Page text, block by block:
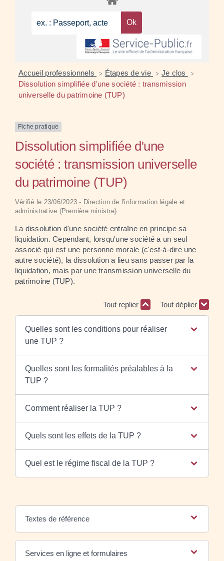
Accueil professionnels > Étapes de vie > Je clos >
Dissolution simplifiée d'une société : transmission
universelle du patrimoine (TUP)
Fiche pratique
Dissolution simplifiée d'une
société : transmission universelle
du patrimoine (TUP)
Vérifié le 23/06/2023 - Direction de l'information légale et
administrative (Première ministre)
La dissolution d'une société entraîne en principe sa
liquidation. Cependant, lorsqu'une société a un seul
associé qui est une personne morale (c'est-à-dire une
autre société), la dissolution a lieu sans passer par la
liquidation, mais par une transmission universelle du
patrimoine (TUP).
Tout replier Tout déplier
Quelles sont les conditions pour réaliser
une TUP ?
Quelles sont les formalités préalables à la
TUP ?
Comment réaliser la TUP ?
Quels sont les effets de la TUP ?
Quel est le régime fiscal de la TUP ?
Textes de référence
Services en ligne et formulaires